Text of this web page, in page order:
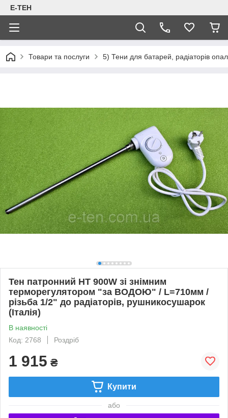
Е-ТЕН
Товари та послуги 5) Тени для батарей, радіаторів
Тен патронний HT 900W зі знімним
терморегулятором "за ВОДОЮ" / L=710мм /
різьба 1/2" до радіаторів, рушникосушарок
(Італія)
В наявності
Код: 2768
Роздріб
1 915 ₴
Купити
або